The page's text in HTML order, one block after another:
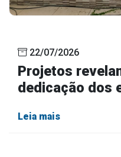
22/07/2026
Projetos
dedicação dos
Leia mais